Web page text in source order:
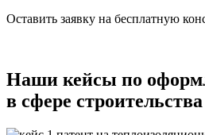
Оставить заявку на бесплатную
Наши кейсы по
в сфере строительства